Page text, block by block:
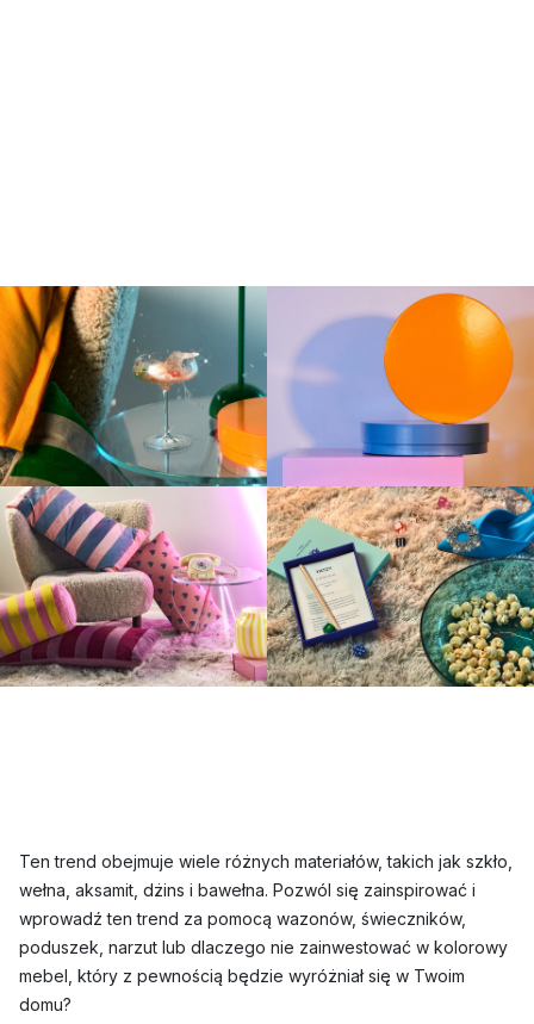
Ten trend obejmuje wiele różnych materiałów, takich jak szkło,
wełna, aksamit, dżins i bawełna. Pozwól się zainspirować i
wprowadź ten trend za pomocą wazonów, świeczników,
poduszek, narzut lub dlaczego nie zainwestować w kolorowy
mebel, który z pewnością będzie wyróżniał się w Twoim
domu?